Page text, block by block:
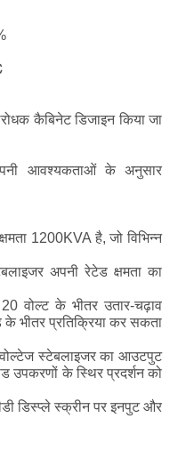
कैबिनेट डिजाइन किया जा
आवश्यकताओं के अनुसार
1200KVA है, जो विभिन्न
अपनी रेटेड क्षमता का
वोल्ट के भीतर उतार-चढ़ाव
भीतर प्रतिक्रिया कर सकता
स्टेबलाइजर का आउटपुट
उपकरणों के स्थिर प्रदर्शन को
डिस्प्ले स्क्रीन पर इनपुट और